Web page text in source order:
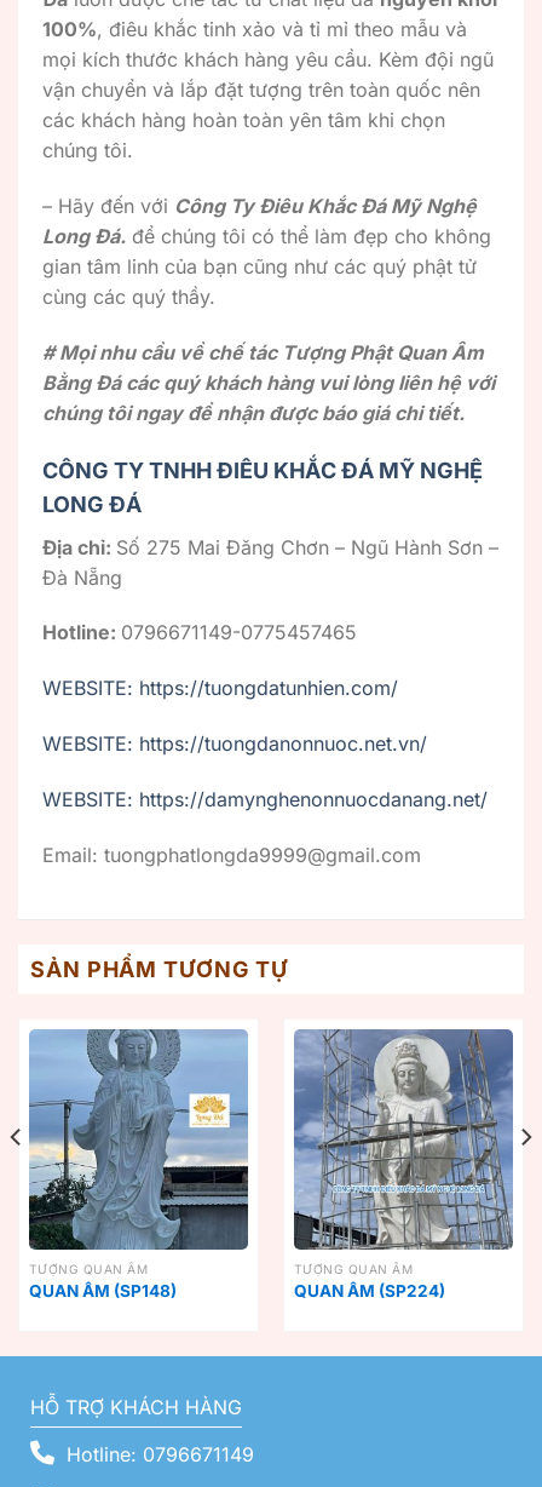
100%, điêu khắc tinh xảo và tỉ mỉ theo mẫu và
mọi kích thước khách hàng yêu cầu. Kèm đội ngũ
vận chuyển và lắp đặt tượng trên toàn quốc nên
các khách hàng hoàn toàn yên tâm khi chọn
chúng tôi.
– Hãy đến với Công Ty Điêu Khắc Đá Mỹ Nghệ
Long Đá. để chúng tôi có thể làm đẹp cho không
gian tâm linh của bạn cũng như các quý phật tử
cùng các quý thầy.
# Mọi nhu cầu về chế tác Tượng Phật Quan Âm
Bằng Đá các quý khách hàng vui lòng liên hệ với
chúng tôi ngay để nhận được báo giá chi tiết.
CÔNG TY TNHH ĐIÊU KHẮC ĐÁ MỸ NGHỆ
LONG ĐÁ
Địa chỉ: Số 275 Mai Đăng Chơn – Ngũ Hành Sơn –
Đà Nẵng
Hotline: 0796671149-0775457465
WEBSITE: https://tuongdatunhien.com/
WEBSITE: https://tuongdanonnuoc.net.vn/
WEBSITE: https://damynghenonnuocdanang.net/
Email: tuongphatlongda9999@gmail.com
SẢN PHẨM TƯƠNG TỰ
TƯỢNG QUAN ÂM
QUAN ÂM (SP148)
TƯỢNG QUAN ÂM
QUAN ÂM (SP224)
HỖ TRỢ KHÁCH HÀNG
Hotline: 0796671149